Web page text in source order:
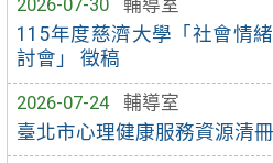
115年度慈濟大學「社會情
討會」 徵稿
2026-07-24
輔導室
臺北市心理健康服務資源清冊